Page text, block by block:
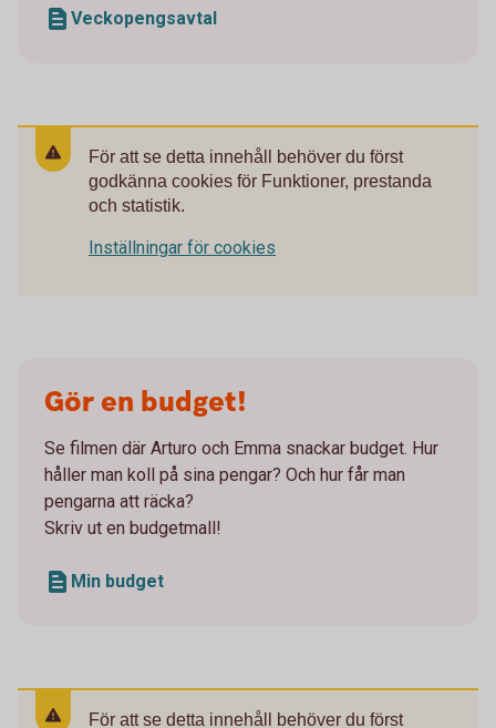
Veckopengsavtal
För att se detta innehåll behöver du först
godkänna cookies för Funktioner, prestanda
och statistik.
Inställningar för cookies
Gör en budget!
Se filmen där Arturo och Emma snackar budget. Hur
håller man koll på sina pengar? Och hur får man
pengarna att räcka?
Skriv ut en budgetmall!
Min budget
För att se detta innehåll behöver du först